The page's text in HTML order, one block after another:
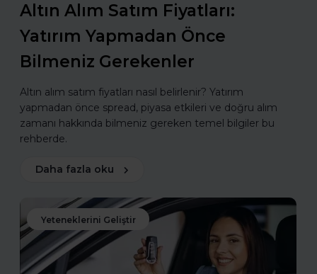
Altın Alım Satım Fiyatları:
Yatırım Yapmadan Önce
Bilmeniz Gerekenler
Altın alım satım fiyatları nasıl belirlenir? Yatırım
yapmadan önce spread, piyasa etkileri ve doğru alım
zamanı hakkında bilmeniz gereken temel bilgiler bu
rehberde.
Daha fazla oku
Yeteneklerini Geliştir